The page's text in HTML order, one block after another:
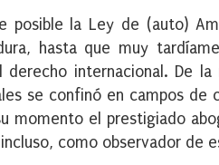
la Ley de (auto)
hasta que muy
internacional. De
se confinó en campos
momento el prestigiado
como observador de